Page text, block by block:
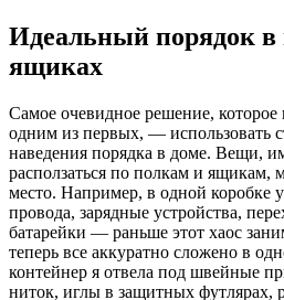
Идеальный порядок
ящиках
Самое очевидное решение,
одним из первых, — использовать
наведения порядка в доме. Вещи,
расползаться по полкам и ящикам,
место. Например, в одной коробке
провода, зарядные устройства,
батарейки — раньше этот хаос
теперь все аккуратно сложено в
контейнер я отвела под швейные
ниток, иглы в защитных футлярах,